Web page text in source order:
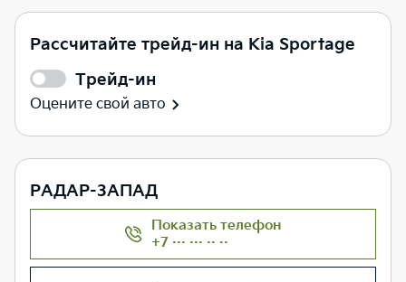
Рассчитайте трейд-ин на Kia Sportage
Трейд-ин
Оцените свой авто
РАДАР-ЗАПАД
Показать телефон
+7 ··· ··· ·· ··